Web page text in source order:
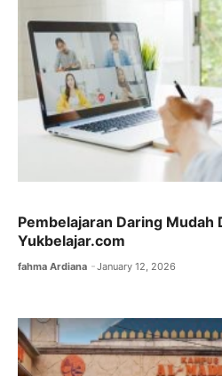
Pembelajaran Daring Mudah
Yukbelajar.com
fahma Ardiana January 12, 2026